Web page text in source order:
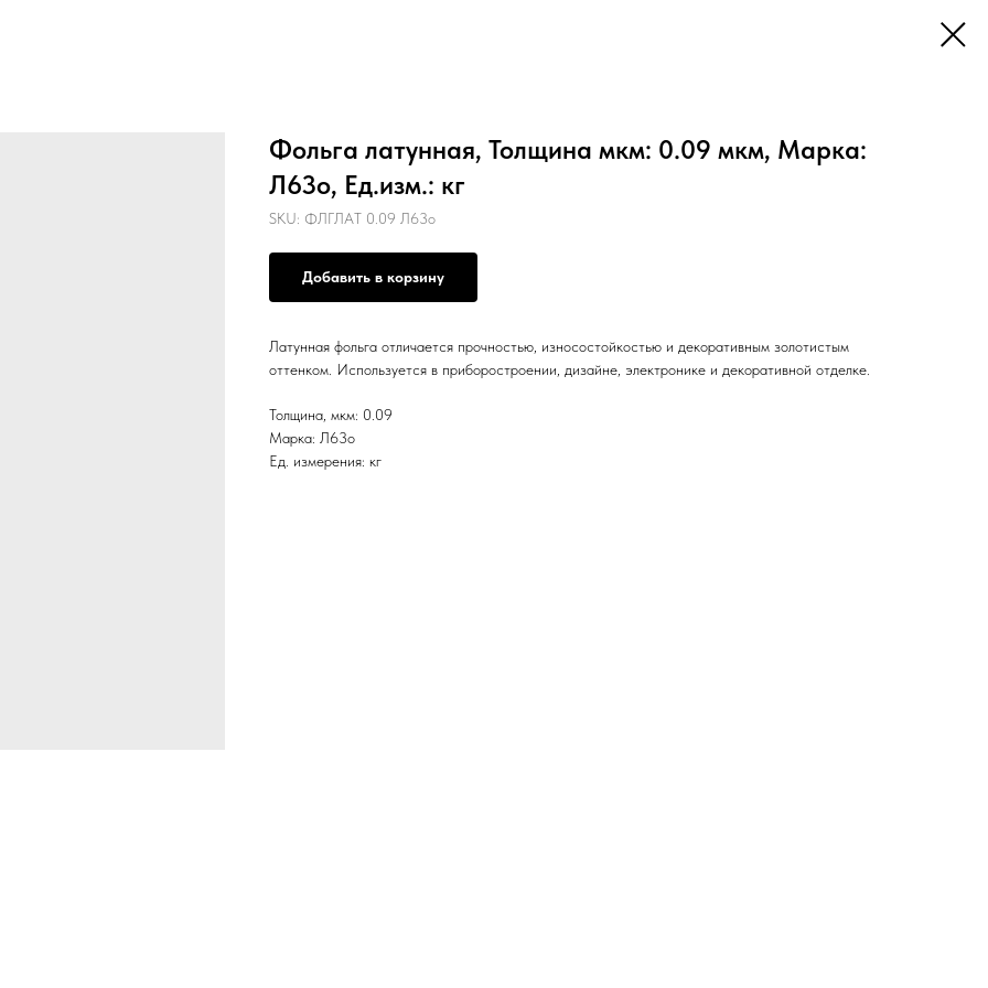
Фольга латунная, Толщина мкм: 0.09 мкм, Марка:
Л63о, Ед.изм.: кг
SKU: ФЛГЛАТ 0.09 Л63о
Добавить в корзину
Латунная фольга отличается прочностью, износостойкостью и декоративным золотистым
оттенком. Используется в приборостроении, дизайне, электронике и декоративной отделке.
Толщина, мкм: 0.09
Марка: Л63о
Ед. измерения: кг